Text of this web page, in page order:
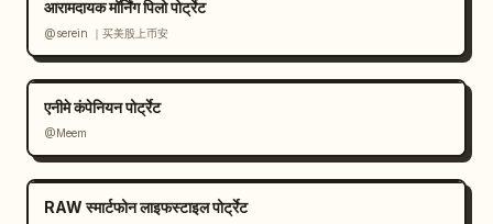
आरामदायक मॉर्निंग पिलो पोर्ट्रेट
@serein ｜买美股上币安
एनीमे कंपेनियन पोर्ट्रेट
@Meem
RAW स्मार्टफोन लाइफस्टाइल पोर्ट्रेट